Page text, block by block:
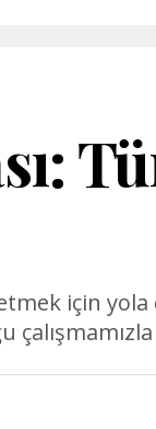
için yola